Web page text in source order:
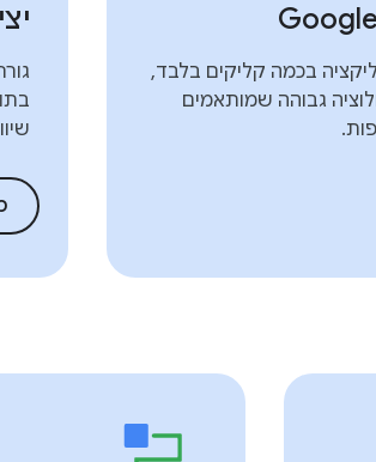
בכמה קליקים בלבד,
גבוהה שמותאמים